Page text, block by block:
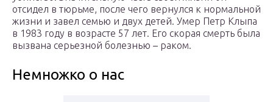
отсидел в тюрьме, после чего вернулся к нормальной
жизни и завел семью и двух детей. Умер Петр Клыпа
в 1983 году в возрасте 57 лет. Его скорая смерть была
вызвана серьезной болезнью – раком.
Немножко о нас